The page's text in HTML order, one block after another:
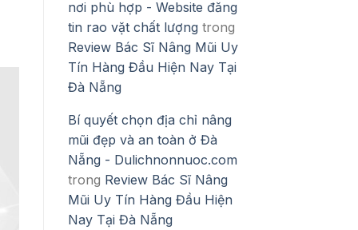
nơi phù hợp - Website đăng
tin rao vặt chất lượng trong
Review Bác Sĩ Nâng Mũi Uy
Tín Hàng Đầu Hiện Nay Tại
Đà Nẵng
Bí quyết chọn địa chỉ nâng
mũi đẹp và an toàn ở Đà
Nẵng - Dulichnonnuoc.com
trong Review Bác Sĩ Nâng
Mũi Uy Tín Hàng Đầu Hiện
Nay Tại Đà Nẵng